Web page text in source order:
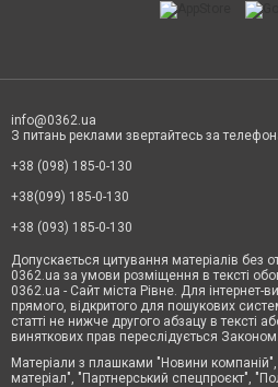
info@0362.ua
З питань реклами звертайтесь за
+38 (098) 185-0-130
+38(099) 185-0-130
+38 (093) 185-0-130
Допускається цитування матеріалів без
0362.ua за умови розміщення в тексті
0362.ua - Сайт міста Рівне. Для
прямого, відкритого для пошукових
статті не нижче другого абзацу в тексті
виняткових прав переслідується Законом.
Матеріали з плашками "Новини
матеріал", "Партнерський спецпроєкт",